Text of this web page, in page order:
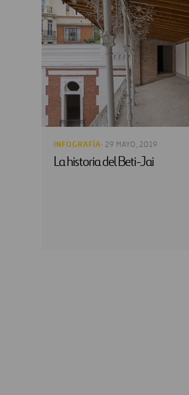
INFOGRAFÍA· 29 MAYO, 2019
La historia del Beti-Jai